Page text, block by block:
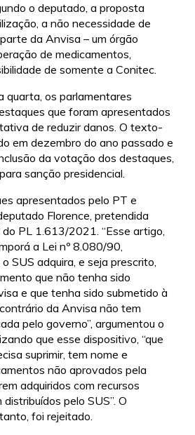
o deputado, a proposta
a não necessidade de
da Anvisa – um órgão
de medicamentos,
de somente a Conitec.
quarta, os parlamentares
que foram apresentados
de reduzir danos. O texto-
em dezembro do ano passado e
da votação dos destaques,
sanção presidencial.
apresentados pelo PT e
Florence, pretendida
do PL 1.613/2021. “Esse artigo,
a Lei nº 8.080/90,
SUS adquira, e seja prescrito,
que não tenha sido
e que tenha sido submetido à
da Anvisa não tem
pelo governo”, argumentou o
que esse dispositivo, “que
suprimir, tem nome e
não aprovados pela
adquiridos com recursos
pelo SUS”. O
foi rejeitado.